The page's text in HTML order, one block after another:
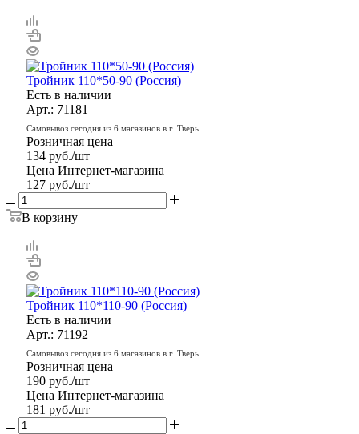
Тройник 110*50-90 (Россия)
Есть в наличии
Арт.: 71181
Самовывоз сегодня из 6 магазинов в г. Тверь
Розничная цена
134 руб./шт
Цена Интернет-магазина
127 руб./шт
В корзину
Тройник 110*110-90 (Россия)
Есть в наличии
Арт.: 71192
Самовывоз сегодня из 6 магазинов в г. Тверь
Розничная цена
190 руб./шт
Цена Интернет-магазина
181 руб./шт